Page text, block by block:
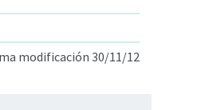
modificación 30/11/12